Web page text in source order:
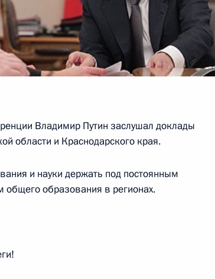
реализации
детей
Владимир Путин заслушал доклады
области и Краснодарского края.
и науки держать под постоянным
общего образования в регионах.